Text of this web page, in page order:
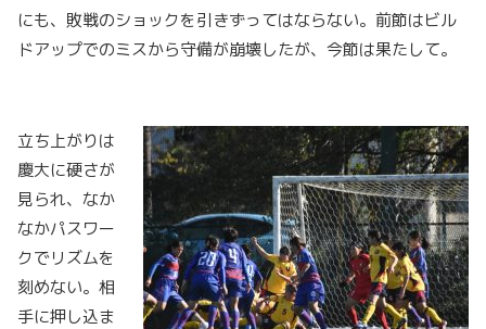
にも、敗戦のショックを引きずってはならない。前節はビル
ドアップでのミスから守備が崩壊したが、今節は果たして。
立ち上がりは
慶大に硬さが
見られ、なか
なかパスワー
クでリズムを
刻めない。相
手に押し込ま